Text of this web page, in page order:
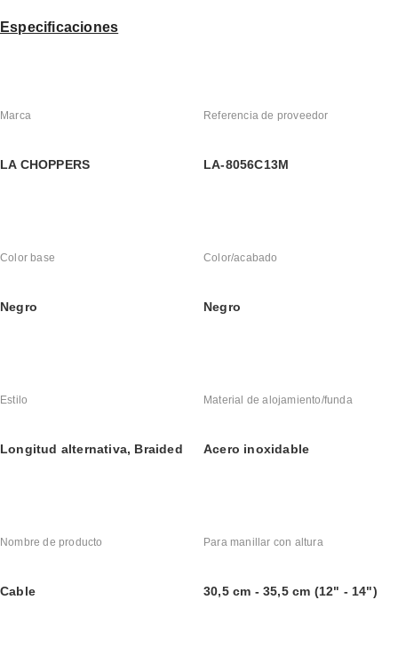
Especificaciones
Marca
LA CHOPPERS
Referencia de proveedor
LA-8056C13M
Color base
Negro
Color/acabado
Negro
Estilo
Longitud alternativa, Braided
Material de alojamiento/funda
Acero inoxidable
Nombre de producto
Cable
Para manillar con altura
30,5 cm - 35,5 cm (12" - 14")